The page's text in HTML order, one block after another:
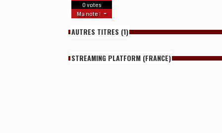
0 votes
Ma note : -
AUTRES TITRES (1)
STREAMING PLATFORM (FRANCE)